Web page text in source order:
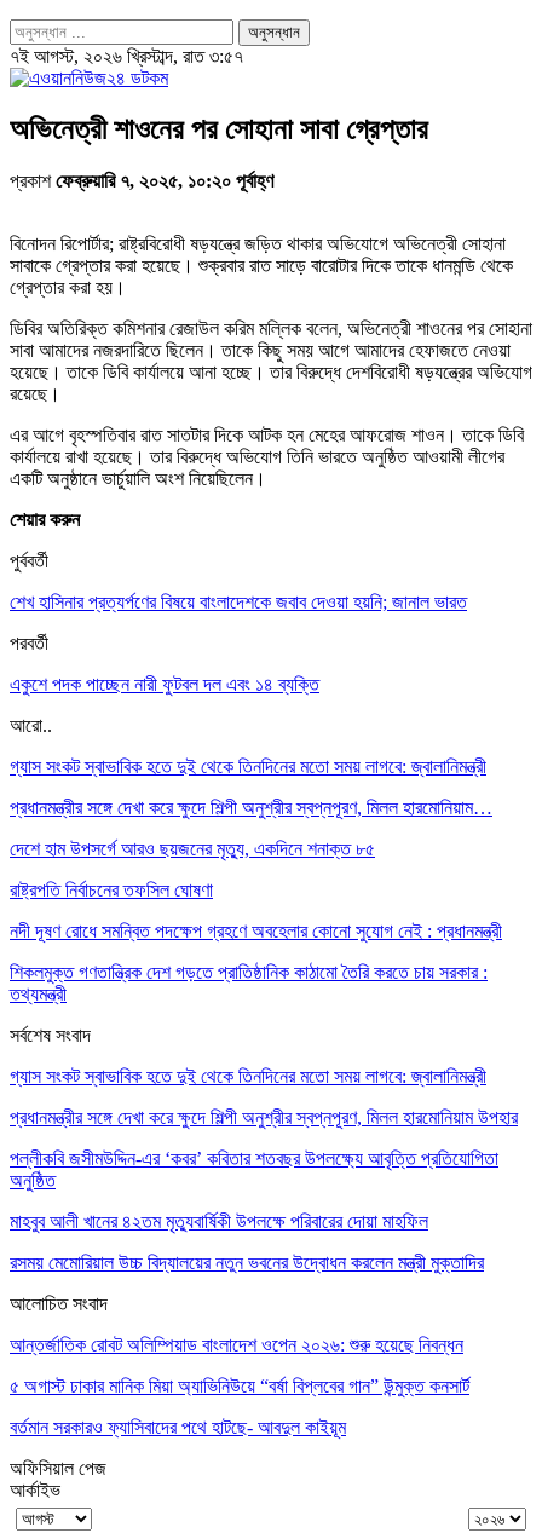
৭ই আগস্ট, ২০২৬ খ্রিস্টাব্দ, রাত ৩:৫৭
অভিনেত্রী শাওনের পর সোহানা সাবা গ্রেপ্তার
প্রকাশফেব্রুয়ারি ৭, ২০২৫, ১০:২০ পূর্বাহ্ণ
বিনোদন রিপোর্টার; রাষ্ট্রবিরোধী ষড়যন্ত্রে জড়িত থাকার অভিযোগে অভিনেত্রী সোহানা
সাবাকে গ্রেপ্তার করা হয়েছে। শুক্রবার রাত সাড়ে বারোটার দিকে তাকে ধানমন্ডি থেকে
গ্রেপ্তার করা হয়।
ডিবির অতিরিক্ত কমিশনার রেজাউল করিম মল্লিক বলেন, অভিনেত্রী শাওনের পর সোহানা
সাবা আমাদের নজরদারিতে ছিলেন। তাকে কিছু সময় আগে আমাদের হেফাজতে নেওয়া
হয়েছে। তাকে ডিবি কার্যালয়ে আনা হচ্ছে। তার বিরুদ্ধে দেশবিরোধী ষড়যন্ত্রের অভিযোগ
রয়েছে।
এর আগে বৃহস্পতিবার রাত সাতটার দিকে আটক হন মেহের আফরোজ শাওন। তাকে ডিবি
কার্যালয়ে রাখা হয়েছে। তার বিরুদ্ধে অভিযোগ তিনি ভারতে অনুষ্ঠিত আওয়ামী লীগের
একটি অনুষ্ঠানে ভার্চুয়ালি অংশ নিয়েছিলেন।
শেয়ার করুন
পুর্ববর্তী
শেখ হাসিনার প্রত্যর্পণের বিষয়ে বাংলাদেশকে জবাব দেওয়া হয়নি; জানাল ভারত
পরবর্তী
একুশে পদক পাচ্ছেন নারী ফুটবল দল এবং ১৪ ব্যক্তি
আরো..
গ্যাস সংকট স্বাভাবিক হতে দুই থেকে তিনদিনের মতো সময় লাগবে: জ্বালানিমন্ত্রী
প্রধানমন্ত্রীর সঙ্গে দেখা করে ক্ষুদে শিল্পী অনুশ্রীর স্বপ্নপূরণ, মিলল হারমোনিয়াম…
দেশে হাম উপসর্গে আরও ছয়জনের মৃত্যু, একদিনে শনাক্ত ৮৫
রাষ্ট্রপতি নির্বাচনের তফসিল ঘোষণা
নদী দূষণ রোধে সমন্বিত পদক্ষেপ গ্রহণে অবহেলার কোনো সুযোগ নেই : প্রধানমন্ত্রী
শিকলমুক্ত গণতান্ত্রিক দেশ গড়তে প্রাতিষ্ঠানিক কাঠামো তৈরি করতে চায় সরকার :
তথ্যমন্ত্রী
সর্বশেষ সংবাদ
গ্যাস সংকট স্বাভাবিক হতে দুই থেকে তিনদিনের মতো সময় লাগবে: জ্বালানিমন্ত্রী
প্রধানমন্ত্রীর সঙ্গে দেখা করে ক্ষুদে শিল্পী অনুশ্রীর স্বপ্নপূরণ, মিলল হারমোনিয়াম উপহার
পল্লীকবি জসীমউদ্দিন-এর ‘কবর’ কবিতার শতবছর উপলক্ষ্যে আবৃত্তি প্রতিযোগিতা
অনুষ্ঠিত
মাহবুব আলী খানের ৪২তম মৃত্যুবার্ষিকী উপলক্ষে পরিবারের দোয়া মাহফিল
রসময় মেমোরিয়াল উচ্চ বিদ্যালয়ের নতুন ভবনের উদ্বোধন করলেন মন্ত্রী মুক্তাদির
আলোচিত সংবাদ
আন্তর্জাতিক রোবট অলিম্পিয়াড বাংলাদেশ ওপেন ২০২৬: শুরু হয়েছে নিবন্ধন
৫ অগাস্ট ঢাকার মানিক মিয়া অ্যাভিনিউয়ে “বর্ষা বিপ্লবের গান” উন্মুক্ত কনসার্ট
বর্তমান সরকারও ফ্যাসিবাদের পথে হাটছে- আবদুল কাইয়ূম
অফিসিয়াল পেজ
আর্কাইভ